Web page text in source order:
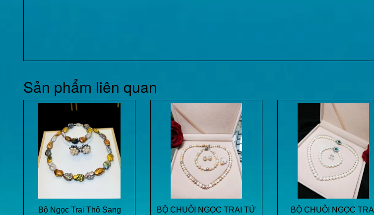
Sản phẩm liên quan
Bộ Ngọc Trai Thô Sang
BỘ CHUỖI NGỌC TRAI TỨ
BỘ CHUỖI NGỌC TRAI